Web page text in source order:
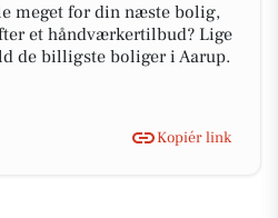
meget for din næste bolig,
et håndværkertilbud? Lige
de billigste boliger i Aarup.
Kopiér link